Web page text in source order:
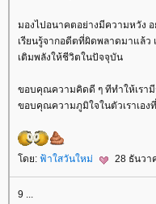
มองไปอนาคตอย่างมีความหวัง
เรียนรู้จากอดีตที่ผิดพลาดมาแล้ว
เติมพลังให้ชีวิตในปัจจุบัน
ขอบคุณความคิดดี ๆ ทีทำให้เรา
ขอบคุณความภูมิใจในตัวเราเอ
ดย: ฟ้าใสวันใหม่ 28 ธันวา
9 ...